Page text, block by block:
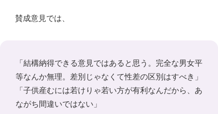
賛成意見では、
「結構納得できる意見ではあると思う。完全な男女平
等なんか無理。差別じゃなくて性差の区別はすべき」
「子供産むには若けりゃ若い方が有利なんだから、あ
ながち間違いではない」